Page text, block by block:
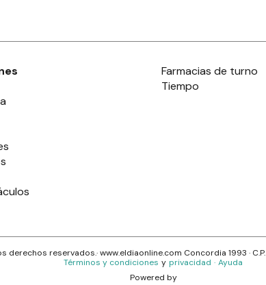
Farmacias de turno
Tiempo
derechos reservados.· www.eldiaonline.com Concordia 1993 · C.P.
Términos y condiciones y privacidad · Ayuda
Powered by